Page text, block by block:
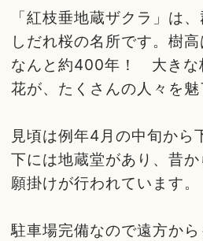
「紅枝垂地蔵ザクラ」は
しだれ桜の名所です。樹
なんと約400年！ 大きな
花が、たくさんの人々を魅
見頃は例年4月の中旬から
下には地蔵堂があり、昔
願掛けが行われています。
駐車場完備なので遠方か